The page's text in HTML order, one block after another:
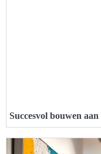
Succesvol bouwen